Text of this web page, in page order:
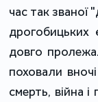
час так званої
дрогобицьких
довго
поховали
смерть, війна і